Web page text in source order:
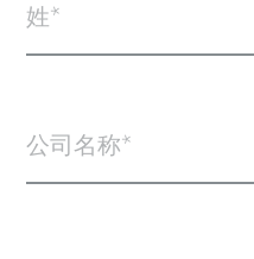
姓
公司名称